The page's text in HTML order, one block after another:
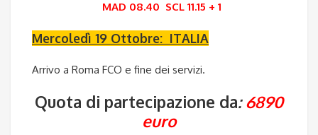
MAD 08.40 SCL 11.15 + 1
Mercoledì 19 Ottobre: ITALIA
Arrivo a Roma FCO e fine dei servizi.
Quota di partecipazione da:6890
euro